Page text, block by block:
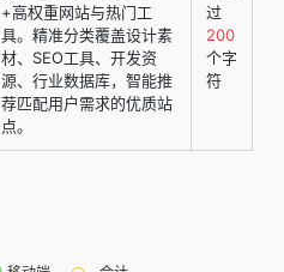
+高权重网站与热门工
具。精准分类覆盖设计素
材、SEO工具、开发资
源、行业数据库，智能推
荐匹配用户需求的优质站
点。
过
200
个字
符